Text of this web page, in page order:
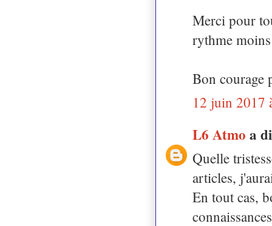
Merci pour
rythme
Bon courage
12 juin 2017
L6 Atmo a
Quelle
articles,
En tout cas,